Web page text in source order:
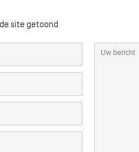
site getoond